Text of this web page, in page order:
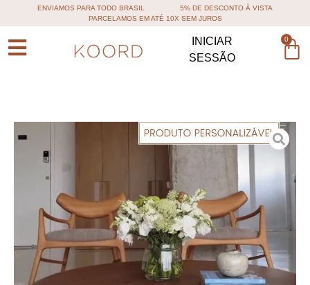
ENVIAMOS PARA TODO BRASIL
5% DE DESCONTO À VISTA
PARCELAMOS EM ATÉ 10X SEM JUROS
INICIAR
SESSÃO
0